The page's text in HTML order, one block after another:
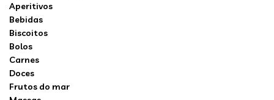
Aperitivos
Bebidas
Biscoitos
Bolos
Carnes
Doces
Frutos do mar